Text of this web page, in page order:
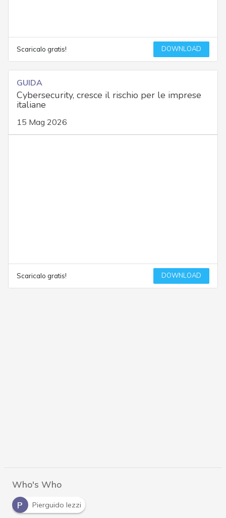
Scaricalo gratis! DOWNLOAD
GUIDA
Cybersecurity, cresce il rischio per le imprese
italiane
15 Mag 2026
Scaricalo gratis! DOWNLOAD
Who's Who
P
Pierguido Iezzi